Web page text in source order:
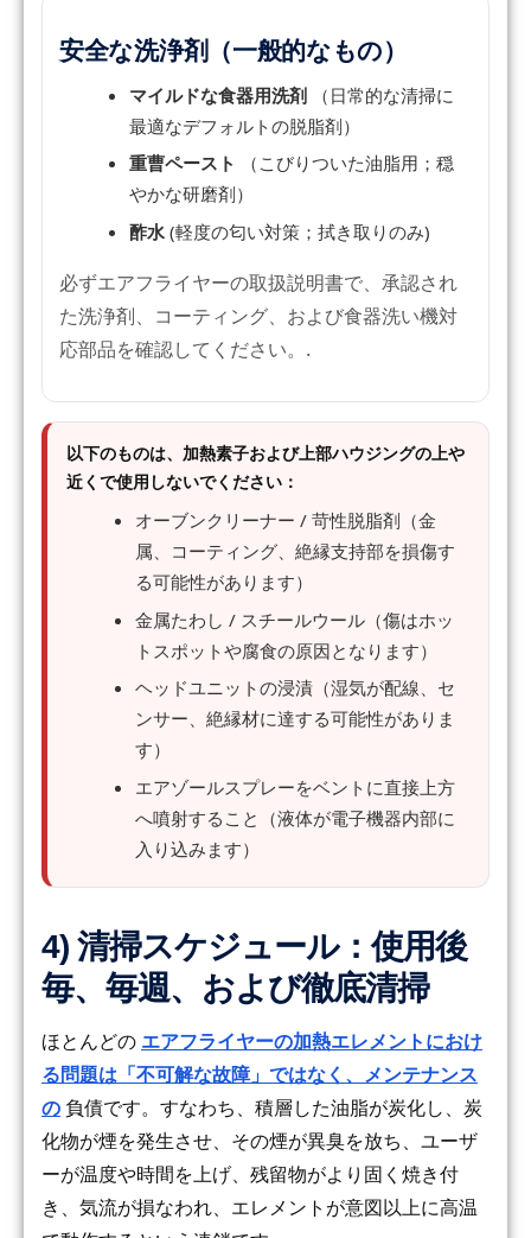
安全な洗浄剤（一般的なもの）
マイルドな食器用洗剤 （日常的な清掃に
最適なデフォルトの脱脂剤）
重曹ペースト
（こびりついた油脂用；穏
やかな研磨剤）
酢水 (軽度の匂い対策；拭き取りのみ)
必ずエアフライヤーの取扱説明書で、承認され
た洗浄剤、コーティング、および食器洗い機対
応部品を確認してください。.
以下のものは、加熱素子および上部ハウジングの上や
近くで使用しないでください：
オーブンクリーナー / 苛性脱脂剤（金
属、コーティング、絶縁支持部を損傷す
る可能性があります）
金属たわし / スチールウール（傷はホッ
トスポットや腐食の原因となります）
ヘッドユニットの浸漬（湿気が配線、セ
ンサー、絶縁材に達する可能性がありま
す）
エアゾールスプレーをベントに直接上方
へ噴射すること（液体が電子機器内部に
入り込みます）
4) 清掃スケジュール：使用後
毎、毎週、および徹底清掃
ほとんどの エアフライヤーの加熱エレメントにおけ
る問題は「不可解な故障」ではなく、メンテナンス
の 負債です。すなわち、積層した油脂が炭化し、炭
化物が煙を発生させ、その煙が異臭を放ち、ユーザ
ーが温度や時間を上げ、残留物がより固く焼き付
き、気流が損なわれ、エレメントが意図以上に高温